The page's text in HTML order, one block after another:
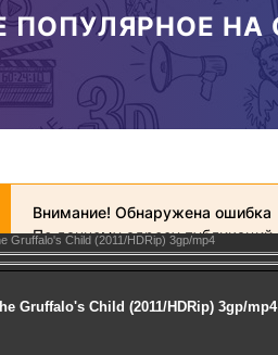
Gruffalo's Child (2011/HDRip) 3gp/mp4
Gruffalo's Child (2011/HDRip) 3gp/mp4